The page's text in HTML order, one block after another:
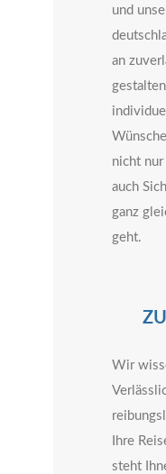
und
an
nicht
auch
ganz
geht.
Wir
Ihre
steht